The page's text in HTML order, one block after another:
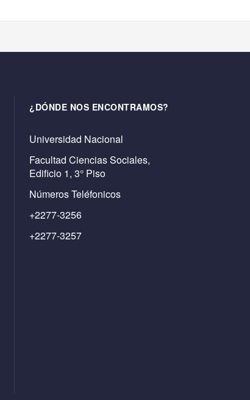
¿DÓNDE NOS ENCONTRAMOS?
Universidad Nacional
Facultad Ciencias Sociales,
Edificio 1, 3° Piso
Números Teléfonicos
+2277-3256
+2277-3257